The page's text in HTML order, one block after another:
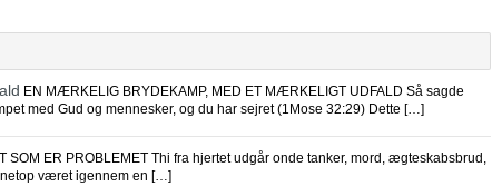
EN MÆRKELIG BRYDEKAMP, MED ET MÆRKELIGT UDFALD Så sagde
med Gud og mennesker, og du har sejret (1Mose 32:29) Dette […]
SOM ER PROBLEMET Thi fra hjertet udgår onde tanker, mord, ægteskabsbrud,
netop været igennem en […]